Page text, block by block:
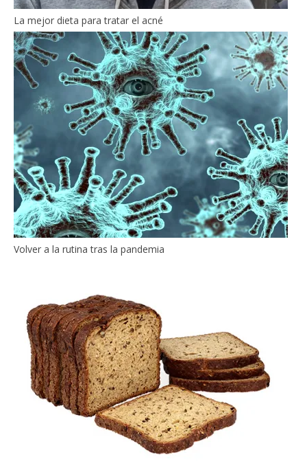
La mejor dieta para tratar el acné
Volver a la rutina tras la pandemia